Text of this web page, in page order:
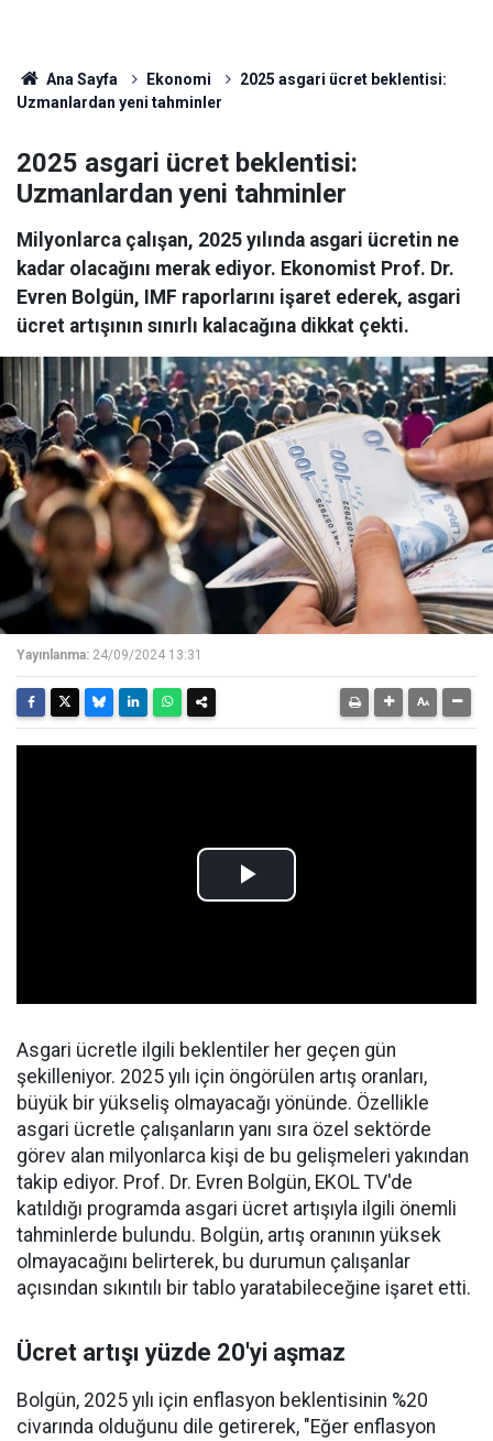
Ana Sayfa Ekonomi
2025 asgari ücret beklentisi:
Uzmanlardan yeni tahminler
2025 asgari ücret beklentisi:
Uzmanlardan yeni tahminler
Milyonlarca çalışan, 2025 yılında asgari ücretin ne
kadar olacağını merak ediyor. Ekonomist Prof. Dr.
Evren Bolgün, IMF raporlarını işaret ederek, asgari
ücret artışının sınırlı kalacağına dikkat çekti.
Yayınlanma: 24/09/2024 13:31
Asgari ücretle ilgili beklentiler her geçen gün
şekilleniyor. 2025 yılı için öngörülen artış oranları,
büyük bir yükseliş olmayacağı yönünde. Özellikle
asgari ücretle çalışanların yanı sıra özel sektörde
görev alan milyonlarca kişi de bu gelişmeleri yakından
takip ediyor. Prof. Dr. Evren Bolgün, EKOL TV'de
katıldığı programda asgari ücret artışıyla ilgili önemli
tahminlerde bulundu. Bolgün, artış oranının yüksek
olmayacağını belirterek, bu durumun çalışanlar
açısından sıkıntılı bir tablo yaratabileceğine işaret etti.
Ücret artışı yüzde 20'yi aşmaz
Bolgün, 2025 yılı için enflasyon beklentisinin %20
civarında olduğunu dile getirerek, "Eğer enflasyon